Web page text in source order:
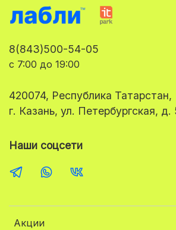
Акции
8(843)500-54-05
с 7:00 до 19:00
420074, Республика Татарстан,
г. Казань, ул. Петербургская,
Наши соцсети